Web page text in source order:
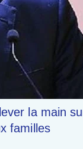
la main
familles